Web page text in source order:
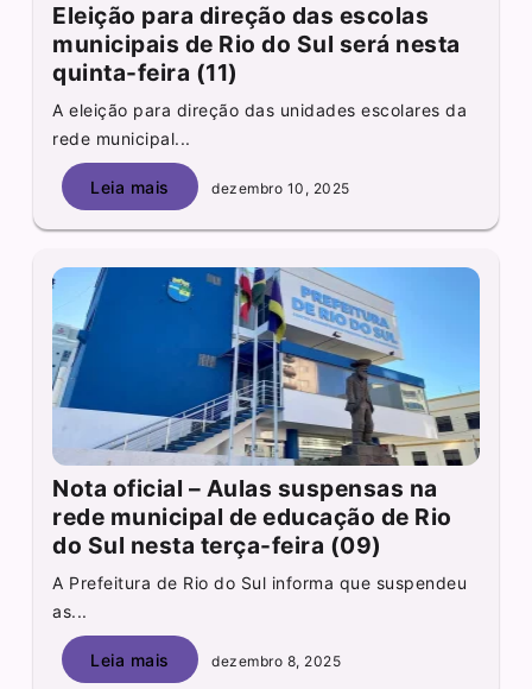
Eleição para direção das escolas
municipais de Rio do Sul será nesta
quinta-feira (11)
A eleição para direção das unidades escolares da
rede municipal...
Leia mais dezembro 10, 2025
Nota oficial – Aulas suspensas na
rede municipal de educação de Rio
do Sul nesta terça-feira (09)
A Prefeitura de Rio do Sul informa que suspendeu
as...
Leia mais dezembro 8, 2025